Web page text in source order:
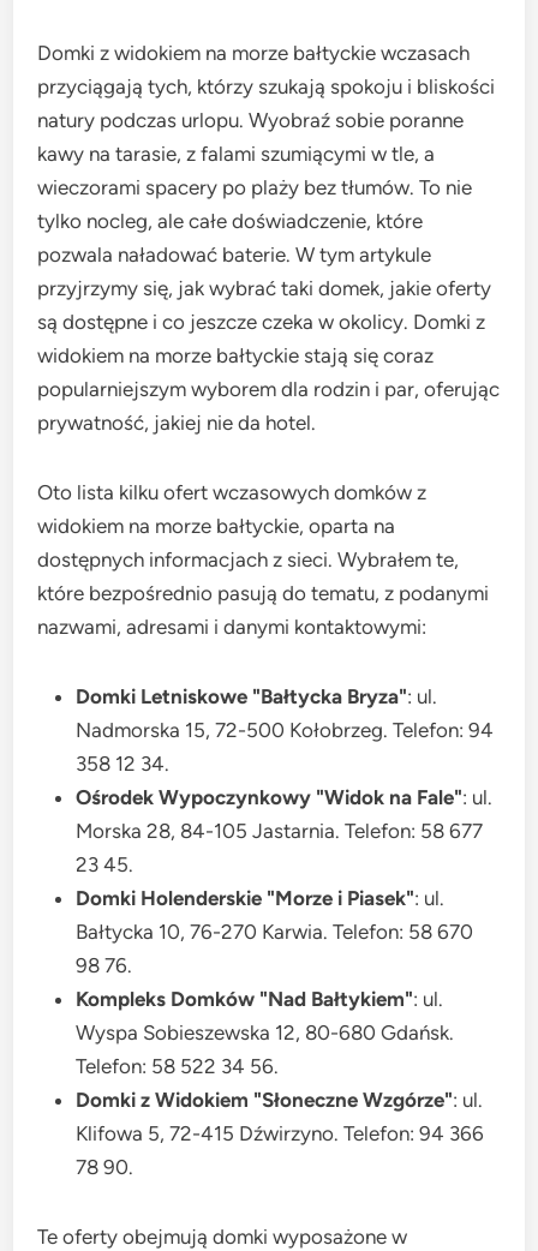
Domki z widokiem na morze bałtyckie wczasach
przyciągają tych, którzy szukają spokoju i bliskości
natury podczas urlopu. Wyobraź sobie poranne
kawy na tarasie, z falami szumiącymi w tle, a
wieczorami spacery po plaży bez tłumów. To nie
tylko nocleg, ale całe doświadczenie, które
pozwala naładować baterie. W tym artykule
przyjrzymy się, jak wybrać taki domek, jakie oferty
są dostępne i co jeszcze czeka w okolicy. Domki z
widokiem na morze bałtyckie stają się coraz
popularniejszym wyborem dla rodzin i par, oferując
prywatność, jakiej nie da hotel.
Oto lista kilku ofert wczasowych domków z
widokiem na morze bałtyckie, oparta na
dostępnych informacjach z sieci. Wybrałem te,
które bezpośrednio pasują do tematu, z podanymi
nazwami, adresami i danymi kontaktowymi:
Domki Letniskowe "Bałtycka Bryza": ul.
Nadmorska 15, 72-500 Kołobrzeg. Telefon: 94
358 12 34.
Ośrodek Wypoczynkowy "Widok na Fale": ul.
Morska 28, 84-105 Jastarnia. Telefon: 58 677
23 45.
Domki Holenderskie "Morze i Piasek": ul.
Bałtycka 10, 76-270 Karwia. Telefon: 58 670
98 76.
Kompleks Domków "Nad Bałtykiem": ul.
Wyspa Sobieszewska 12, 80-680 Gdańsk.
Telefon: 58 522 34 56.
Domki z Widokiem "Słoneczne Wzgórze": ul.
Klifowa 5, 72-415 Dźwirzyno. Telefon: 94 366
78 90.
Te oferty obejmują domki wyposażone w